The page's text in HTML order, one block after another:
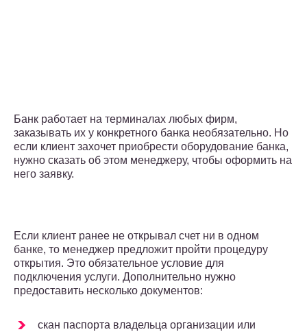
Банк работает на терминалах любых фирм,
заказывать их у конкретного банка необязательно. Но
если клиент захочет приобрести оборудование банка,
нужно сказать об этом менеджеру, чтобы оформить на
него заявку.
Если клиент ранее не открывал счет ни в одном
банке, то менеджер предложит пройти процедуру
открытия. Это обязательное условие для
подключения услуги. Дополнительно нужно
предоставить несколько документов:
скан паспорта владельца организации или